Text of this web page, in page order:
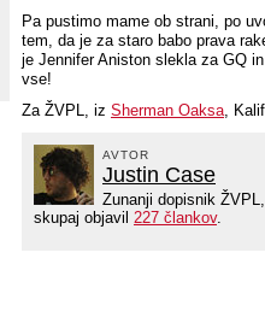
Pa pustimo mame ob strani, po
tem, da je za staro babo prava
je Jennifer Aniston slekla za GQ
vse!
Za ŽVPL, iz Sherman Oaksa,
AVTOR
Justin Case
Zunanji dopisnik
skupaj objavil 227 člankov.